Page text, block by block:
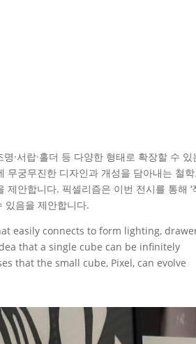
·서랍·홀더 등 다양한 형태로 확장할 수 있
궁무진한 디자인과 개성을 담아내는 철학
안합니다. 픽셀리즘은 이번 전시를 통해 ‘
있음을 제안합니다.
easily connects to form lighting,
that a single cube can be infinitely
that the small cube, Pixel, can evolve